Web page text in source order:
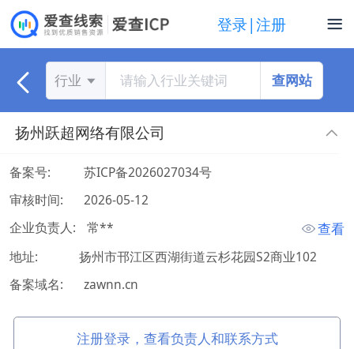
登录|注册
行业 查网站
扬州跃超网络有限公司
备案号:
苏ICP备2026027034号
审核时间:
2026-05-12
企业负责人:
常** 查看
地址:
扬州市邗江区西湖街道云杉花园S2商业102
备案域名:
zawnn.cn
注册登录，查看负责人和联系方式